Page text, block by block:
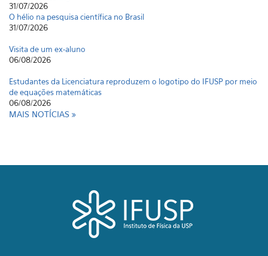
31/07/2026
O hélio na pesquisa científica no Brasil
31/07/2026
Visita de um ex-aluno
06/08/2026
Estudantes da Licenciatura reproduzem o logotipo do IFUSP por meio
de equações matemáticas
06/08/2026
MAIS NOTÍCIAS